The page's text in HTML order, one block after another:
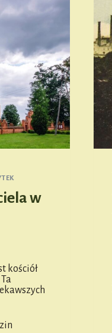
w
kościół